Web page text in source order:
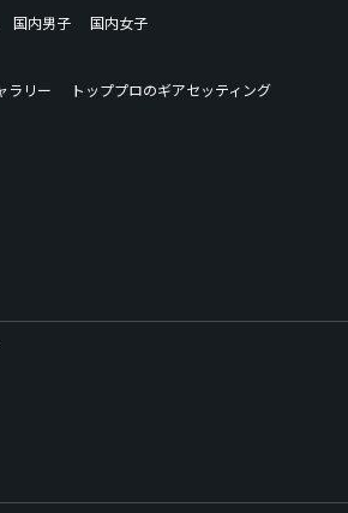
国内男子
国内女子
ラリー
トッププロのギアセッティング